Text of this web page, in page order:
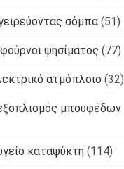
σόμπα (51)
ψησίματος (77)
ατμόπλοιο (32)
μπουφέδων
καταψύκτη (114)